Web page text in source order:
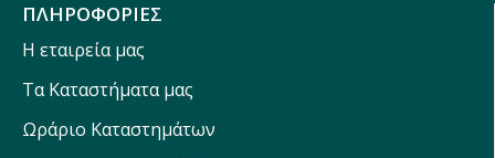
ΠΛΗΡΟΦΟΡΙΕΣ
Η εταιρεία μας
Τα Καταστήματα μας
Ωράριο Καταστημάτων